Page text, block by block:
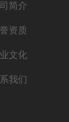
简介
资质
文化
我们